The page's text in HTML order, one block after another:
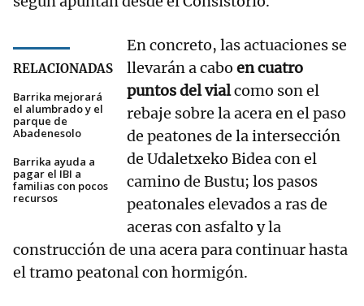
RELACIONADAS
Barrika mejorará
el alumbrado y el
parque de
Abadenesolo
Barrika ayuda a
pagar el IBI a
familias con pocos
recursos
En concreto, las actuaciones se
llevarán a cabo en cuatro
puntos del vialcomo son el
rebaje sobre la acera en el paso
de peatones de la intersección
de Udaletxeko Bidea con el
camino de Bustu; los pasos
peatonales elevados a ras de
aceras con asfalto y la
construcción de una acera para continuar hasta
el tramo peatonal con hormigón.